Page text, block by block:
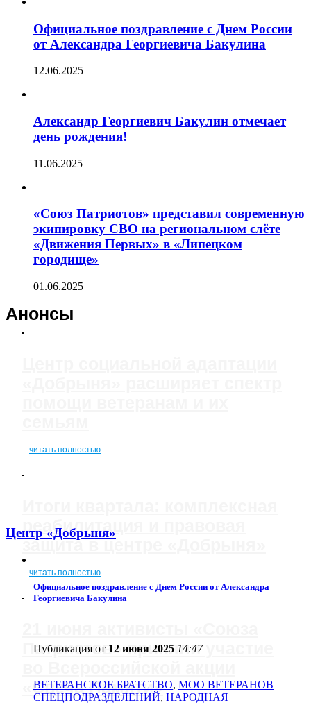
Официальное поздравление с Днем России
от Александра Георгиевича Бакулина
12.06.2025
Александр Георгиевич Бакулин отмечает
день рождения!
11.06.2025
«Союз Патриотов» представил современную
экипировку СВО на региональном слёте
«Движения Первых» в «Липецком
городище»
01.06.2025
Анонсы
читать полностью
реабилитация и правовая
защита в центре «Добрыня»
читать полностью
Патриотов» приняли участие
«Свеча Памяти»
Центр «Добрыня»
Официальное поздравление с Днем России от Александра
Георгиевича Бакулина
Публикация от 12 июня 2025 14:47
ВЕТЕРАНСКОЕ БРАТСТВО, МОО ВЕТЕРАНОВ
СПЕЦПОДРАЗДЕЛЕНИЙ, НАРОДНАЯ